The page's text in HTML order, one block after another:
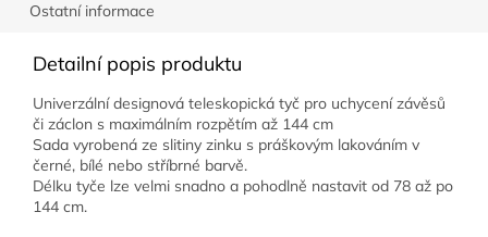
Ostatní informace
Detailní popis produktu
Univerzální designová teleskopická tyč pro uchycení závěsů
či záclon s maximálním rozpětím až 144 cm
Sada vyrobená ze slitiny zinku s práškovým lakováním v
černé, bílé nebo stříbrné barvě.
Délku tyče lze velmi snadno a pohodlně nastavit od 78 až po
144 cm.